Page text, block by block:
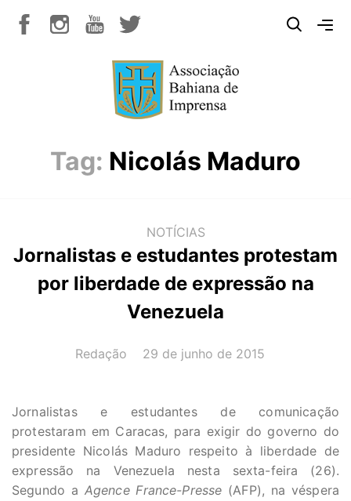
Tag: Nicolás Maduro
NOTÍCIAS
Jornalistas e estudantes protestam
por liberdade de expressão na
Venezuela
AUTOR(A):
Redação DATA:
29 de junho de 2015
Jornalistas e estudantes de comunicação
protestaram em Caracas, para exigir do governo do
presidente Nicolás Maduro respeito à liberdade de
expressão na Venezuela nesta sexta-feira (26).
Segundo a Agence France-Presse (AFP), na véspera